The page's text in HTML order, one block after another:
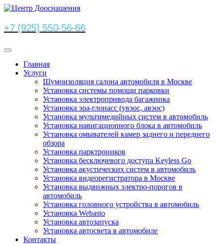
+7 (925) 550-56-66
Главная
Услуги
Шумоизоляция салона автомобиля в Москве
Установка системы помощи парковки
Установка электропривода багажника
Установка эра-глонасс (увэос, авэос)
Установка мультимедийных систем в автомобиль
Установка навигационного блока в автомобиль
Установка омывателей камер заднего и переднего
обзора
Установка парктроников
Установка бесключевого доступа Keyless Go
Установка акустических систем в автомобиль
Установка видеорегистратора в Москве
Установка выдвижных электро-порогов в
автомобиль
Установка головного устройства в автомобиль
Установка Webasto
Установка автозапуска
Установка автосвета в автомобиле
Контакты